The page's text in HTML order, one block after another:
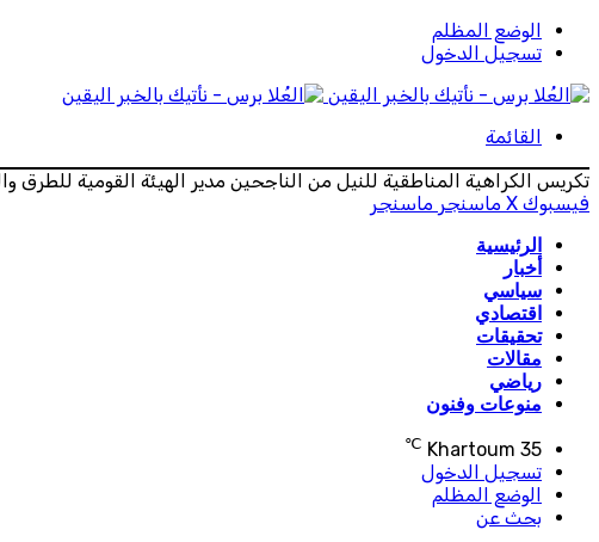
الوضع المظلم
تسجيل الدخول
القائمة
تكريس الكراهية المناطقية للنيل من الناجحين مدير الهيئة القومية للطرق
فيسبوك ‫X ماسنجر ماسنجر
الرئيسية
أخبار
سياسي
اقتصادي
تحقيقات
مقالات
رياضي
منوعات وفنون
Khartoum 35
℃
تسجيل الدخول
الوضع المظلم
بحث عن